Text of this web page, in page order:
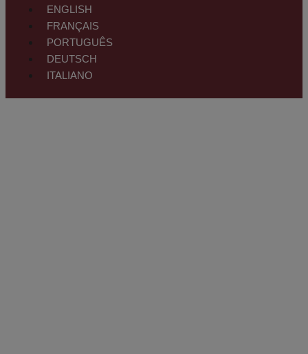
ENGLISH
FRANÇAIS
PORTUGUÊS
DEUTSCH
ITALIANO